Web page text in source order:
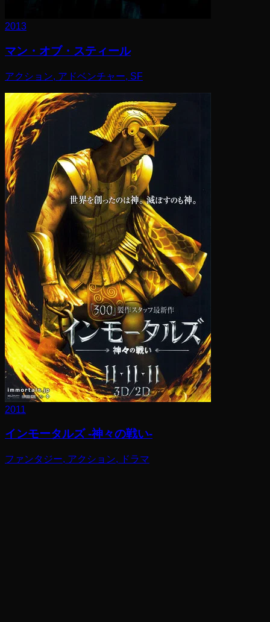
2013
マン・オブ・スティール
アクション, アドベンチャー, SF
2011
インモータルズ -神々の戦い-
ファンタジー, アクション, ドラマ